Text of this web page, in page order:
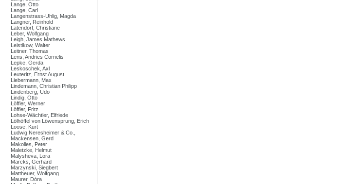
Lange, Otto
Lange, Carl
Langenstrass-Uhlig, Magda
Langner, Reinhold
Latendorf, Christiane
Leber, Wolfgang
Leigh, James Mathews
Leistikow, Walter
Leitner, Thomas
Lens, Andries Cornelis
Lepke, Gerda
Leskoschek, Axl
Leuteritz, Ernst August
Liebermann, Max
Lindemann, Christian Philipp
Lindenberg, Udo
Lindig, Otto
Löffler, Werner
Löffler, Fritz
Lohse-Wächtler, Elfriede
Lölhöffel von Löwensprung, Erich
Loose, Kurt
Ludwig Neresheimer & Co.,
Mackensen, Gerd
Makolies, Peter
Maletzke, Helmut
Malysheva, Lora
Marcks, Gerhard
Marzynski, Siegbert
Mattheuer, Wolfgang
Maurer, Dóra